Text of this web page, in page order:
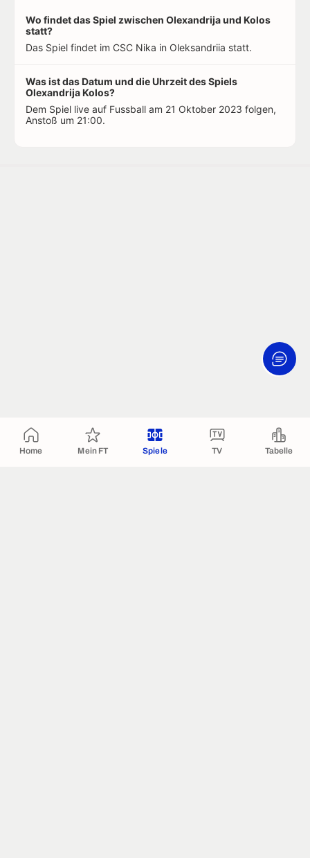
Home Mein FT Spiele TV Tabelle
Wo findet das Spiel zwischen Olexandrija und Kolos
statt?
Das Spiel findet im CSC Nika in Oleksandriia statt.
Was ist das Datum und die Uhrzeit des Spiels
Olexandrija Kolos?
Dem Spiel live auf Fussball am 21 Oktober 2023 folgen,
Anstoß um 21:00.